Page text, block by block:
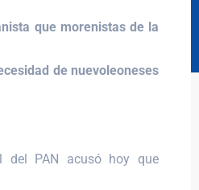
que morenistas de la
de nuevoleoneses
del PAN acusó hoy que